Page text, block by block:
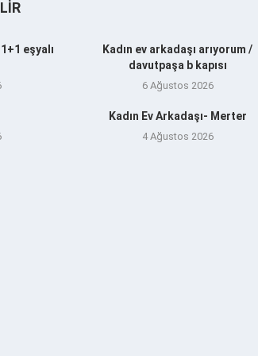
eşyalı
Kadın ev arkadaşı arıyorum /
davutpaşa b kapısı
6 Ağustos 2026
Kadın Ev Arkadaşı- Merter
4 Ağustos 2026